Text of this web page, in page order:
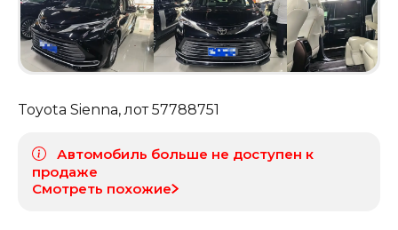
Toyota Sienna, лот57788751
Автомобиль больше не доступен к
продаже
Смотреть похожие